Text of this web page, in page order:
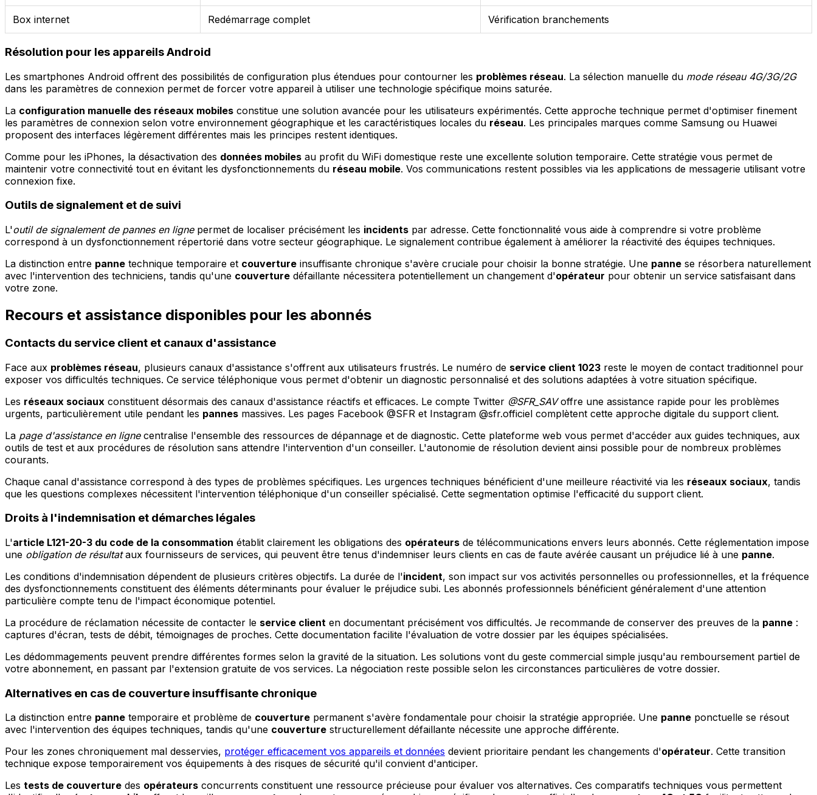
Box internet Redémarrage complet Vérification branchements
Résolution pour les appareils Android
Les smartphones Android offrent des possibilités de configuration plus étendues pour contourner les problèmes réseau. La sélection manuelle du mode réseau 4G/3G/2G
dans les paramètres de connexion permet de forcer votre appareil à utiliser une technologie spécifique moins saturée.
La configuration manuelle des réseaux mobiles constitue une solution avancée pour les utilisateurs expérimentés. Cette approche technique permet d'optimiser finement
les paramètres de connexion selon votre environnement géographique et les caractéristiques locales du réseau. Les principales marques comme Samsung ou Huawei
proposent des interfaces légèrement différentes mais les principes restent identiques.
Comme pour les iPhones, la désactivation des données mobiles au profit du WiFi domestique reste une excellente solution temporaire. Cette stratégie vous permet de
maintenir votre connectivité tout en évitant les dysfonctionnements du réseau mobile. Vos communications restent possibles via les applications de messagerie utilisant votre
connexion fixe.
Outils de signalement et de suivi
L'outil de signalement de pannes en lignepermet de localiser précisément les incidents par adresse. Cette fonctionnalité vous aide à comprendre si votre problème
correspond à un dysfonctionnement répertorié dans votre secteur géographique. Le signalement contribue également à améliorer la réactivité des équipes techniques.
La distinction entre panne technique temporaire et couverture insuffisante chronique s'avère cruciale pour choisir la bonne stratégie. Une panne se résorbera naturellement
avec l'intervention des techniciens, tandis qu'une couverture défaillante nécessitera potentiellement un changement d'opérateur pour obtenir un service satisfaisant dans
votre zone.
Recours et assistance disponibles pour les abonnés
Contacts du service client et canaux d'assistance
Face aux problèmes réseau, plusieurs canaux d'assistance s'offrent aux utilisateurs frustrés. Le numéro de service client 1023 reste le moyen de contact traditionnel pour
exposer vos difficultés techniques. Ce service téléphonique vous permet d'obtenir un diagnostic personnalisé et des solutions adaptées à votre situation spécifique.
Les réseaux sociaux constituent désormais des canaux d'assistance réactifs et efficaces. Le compte Twitter @SFR_SAVoffre une assistance rapide pour les problèmes
urgents, particulièrement utile pendant les pannes massives. Les pages Facebook @SFR et Instagram @sfr.officiel complètent cette approche digitale du support client.
La page d'assistance en lignecentralise l'ensemble des ressources de dépannage et de diagnostic. Cette plateforme web vous permet d'accéder aux guides techniques, aux
outils de test et aux procédures de résolution sans attendre l'intervention d'un conseiller. L'autonomie de résolution devient ainsi possible pour de nombreux problèmes
courants.
Chaque canal d'assistance correspond à des types de problèmes spécifiques. Les urgences techniques bénéficient d'une meilleure réactivité via les réseaux sociaux, tandis
que les questions complexes nécessitent l'intervention téléphonique d'un conseiller spécialisé. Cette segmentation optimise l'efficacité du support client.
Droits à l'indemnisation et démarches légales
L'article L121-20-3 du code de la consommation établit clairement les obligations des opérateurs de télécommunications envers leurs abonnés. Cette réglementation impose
une obligation de résultataux fournisseurs de services, qui peuvent être tenus d'indemniser leurs clients en cas de faute avérée causant un préjudice lié à une panne.
Les conditions d'indemnisation dépendent de plusieurs critères objectifs. La durée de l'incident, son impact sur vos activités personnelles ou professionnelles, et la fréquence
des dysfonctionnements constituent des éléments déterminants pour évaluer le préjudice subi. Les abonnés professionnels bénéficient généralement d'une attention
particulière compte tenu de l'impact économique potentiel.
La procédure de réclamation nécessite de contacter le service client en documentant précisément vos difficultés. Je recommande de conserver des preuves de la panne :
captures d'écran, tests de débit, témoignages de proches. Cette documentation facilite l'évaluation de votre dossier par les équipes spécialisées.
Les dédommagements peuvent prendre différentes formes selon la gravité de la situation. Les solutions vont du geste commercial simple jusqu'au remboursement partiel de
votre abonnement, en passant par l'extension gratuite de vos services. La négociation reste possible selon les circonstances particulières de votre dossier.
Alternatives en cas de couverture insuffisante chronique
La distinction entre panne temporaire et problème de couverture permanent s'avère fondamentale pour choisir la stratégie appropriée. Une panne ponctuelle se résout
avec l'intervention des équipes techniques, tandis qu'une couverture structurellement défaillante nécessite une approche différente.
Pour les zones chroniquement mal desservies, protéger efficacement vos appareils et données devient prioritaire pendant les changements d'opérateur. Cette transition
technique expose temporairement vos équipements à des risques de sécurité qu'il convient d'anticiper.
Les tests de couverture des opérateurs concurrents constituent une ressource précieuse pour évaluer vos alternatives. Ces comparatifs techniques vous permettent